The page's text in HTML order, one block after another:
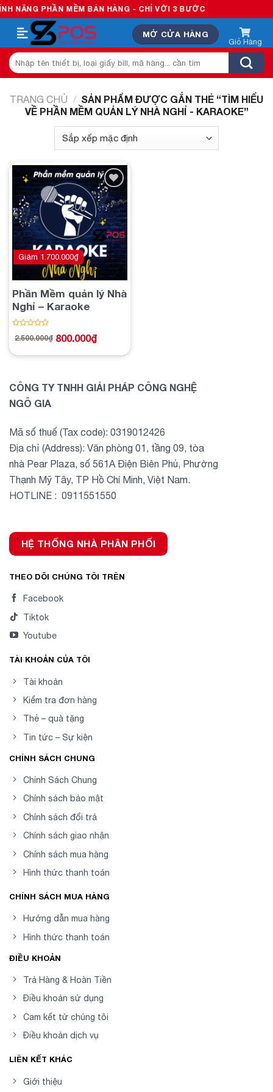
Skip
to
content
NĂNG PHẦN MỀM BÁN HÀNG - CHỈ VỚI 3 BƯỚC
MỞ CỬA HÀNG
Tìm
kiếm:
TRANG CHỦ / SẢN PHẨM ĐƯỢC GẮN THẺ “TÌM HIỂU
VỀ PHẦN MỀM QUẢN LÝ NHÀ NGHỈ - KARAOKE”
Add to
wishlist
Phần Mềm quản lý Nhà
Nghỉ – Karaoke
xếp
0
2.500.000₫
Giá
2.500.000₫.
800.000₫
Giá
là:
Giảm 1.700.000₫
CÔNG TY TNHH GIẢI PHÁP CÔNG NGHỆ
NGÔ GIA
Mã số thuế (Tax code): 0319012426
Địa chỉ (Address): Văn phòng 01, tầng 09, tòa
nhà Pear Plaza, số 561A Điện Biên Phủ, Phường
Thạnh Mỹ Tây, TP Hồ Chí Minh, Việt Nam.
HOTLINE : 0911551550
HỆ THỐNG NHÀ PHÂN PHỐI
THEO DÕI CHÚNG TÔI TRÊN
Facebook
Tiktok
Youtube
TÀI KHOẢN CỦA TÔI
Tài khoản
Kiểm tra đơn hàng
Thẻ – quà tặng
Tin tức – Sự kiện
CHÍNH SÁCH CHUNG
Chính Sách Chung
Chính sách bảo mật
Chính sách đổi trả
Chính sách giao nhận
Chính sách mua hàng
Hình thức thanh toán
CHÍNH SÁCH MUA HÀNG
Hướng dẫn mua hàng
Hình thức thanh toán
ĐIỀU KHOẢN
Trả Hàng & Hoàn Tiền
Điều khoản sử dụng
Cam kết từ chúng tôi
Điều khoản dịch vụ
LIÊN KẾT KHÁC
Giới thiệu